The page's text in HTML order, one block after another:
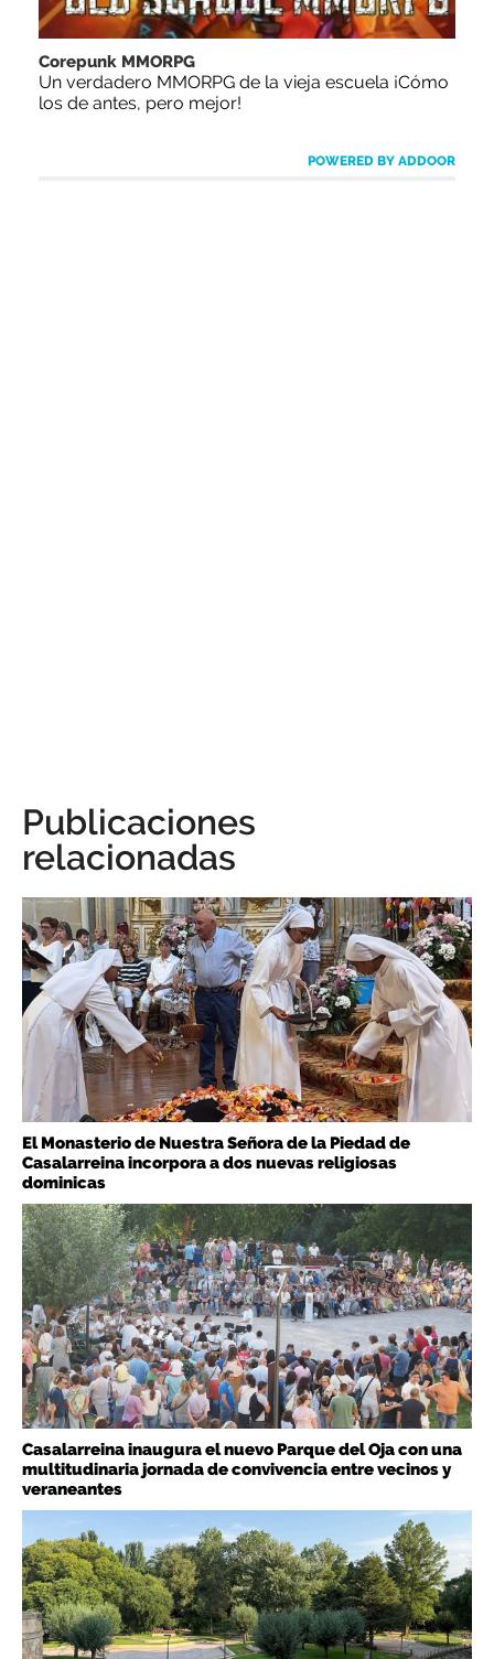
Corepunk MMORPG
Un verdadero MMORPG de la vieja escuela ¡Cómo
los de antes, pero mejor!
POWERED BY ADDOOR
Publicaciones
relacionadas
El Monasterio de Nuestra Señora de la Piedad de
Casalarreina incorpora a dos nuevas religiosas
dominicas
Casalarreina inaugura el nuevo Parque del Oja con una
multitudinaria jornada de convivencia entre vecinos y
veraneantes